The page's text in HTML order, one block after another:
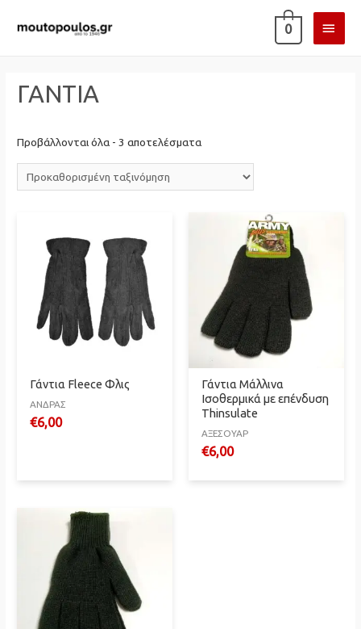
0
ΓΑΝΤΙΑ
Προβάλλονται όλα - 3 αποτελέσματα
Γάντια Fleece Φλις
ΑΝΔΡΑΣ
€6,00
Γάντια Μάλλινα
Ισοθερμικά με επένδυση
Thinsulate
ΑΞΕΣΟΥΑΡ
€6,00